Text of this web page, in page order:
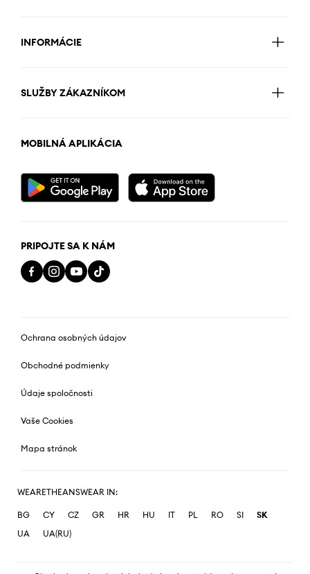
INFORMÁCIE
SLUŽBY ZÁKAZNÍKOM
MOBILNÁ APLIKÁCIA
PRIPOJTE SA K NÁM
Ochrana osobných údajov
Obchodné podmienky
Údaje spoločnosti
Vaše Cookies
Mapa stránok
WEARETHEANSWEAR IN:
BG CY CZ GR HR HU IT PL RO SI
SK
UA
UA(RU)